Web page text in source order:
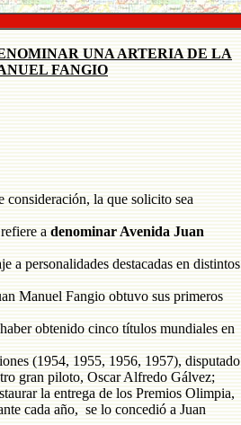
UNA ARTERIA DE LA
FANGIO
consideración, la que solicito sea
a denominar Avenida Juan
a personalidades destacadas en distintos
Manuel Fangio obtuvo sus primeros
obtenido cinco títulos mundiales en
(1954, 1955, 1956, 1957), disputado
gran piloto, Oscar Alfredo Gálvez;
la entrega de los Premios Olimpia,
cada año, se lo concedió a Juan